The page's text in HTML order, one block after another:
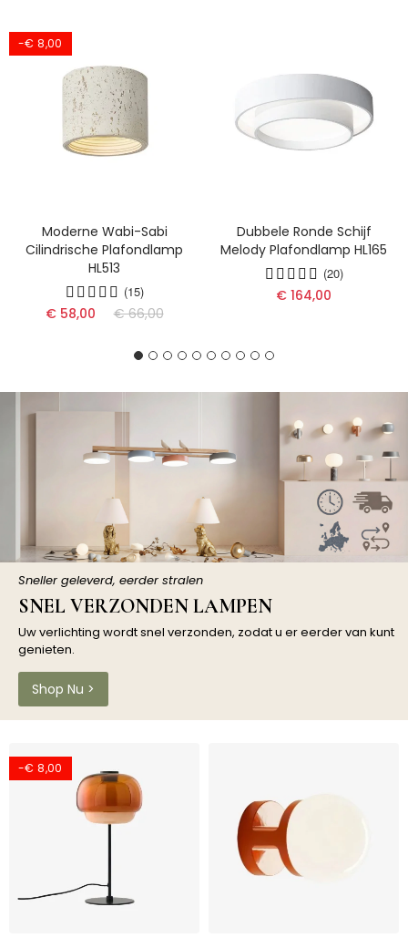
-€ 8,00
Moderne Wabi-Sabi
Cilindrische Plafondlamp
HL513
(15)
€ 58,00 € 66,00
Dubbele Ronde Schijf
Melody Plafondlamp HL165
(20)
€ 164,00
Sneller geleverd, eerder stralen
SNEL VERZONDEN LAMPEN
Uw verlichting wordt snel verzonden, zodat u er eerder van kunt
genieten.
Shop Nu >
-€ 8,00